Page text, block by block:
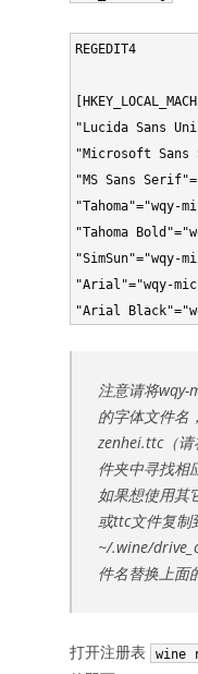
REGEDIT4
"Lucida Sans
"Microsoft
"MS Sans
"Tahoma"="wqy-
"Tahoma
"SimSun"="wqy-
"Arial"="wqy-
注意请将wqy-
的字体文件名
zenhei.ttc（
件夹中寻找相
如果想使用其
或ttc文件复制
~/.wine/
件名替换上面
打开注册表 wine